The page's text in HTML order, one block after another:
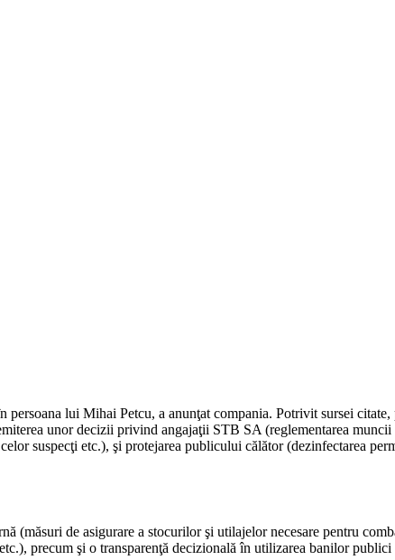
persoana lui Mihai Petcu, a anunţat compania. Potrivit sursei
unor decizii privind angajaţii STB SA (reglementarea
suspecţi etc.), şi protejarea publicului călător (dezinfectarea
(măsuri de asigurare a stocurilor şi utilajelor necesare pentru
precum şi o transparenţă decizională în utilizarea banilor